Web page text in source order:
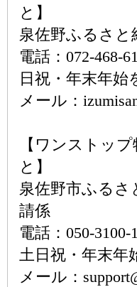
と】
泉佐野ふるさと
電話：072-468-
日祝・年末年始
メール：
【ワンストッ
と】
泉佐野市ふるさ
請係
電話：050-
土日祝・年末年
メール：